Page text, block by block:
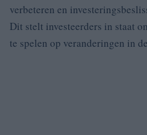
verbeteren en
Dit stelt investeerders in staat
te spelen op veranderingen in